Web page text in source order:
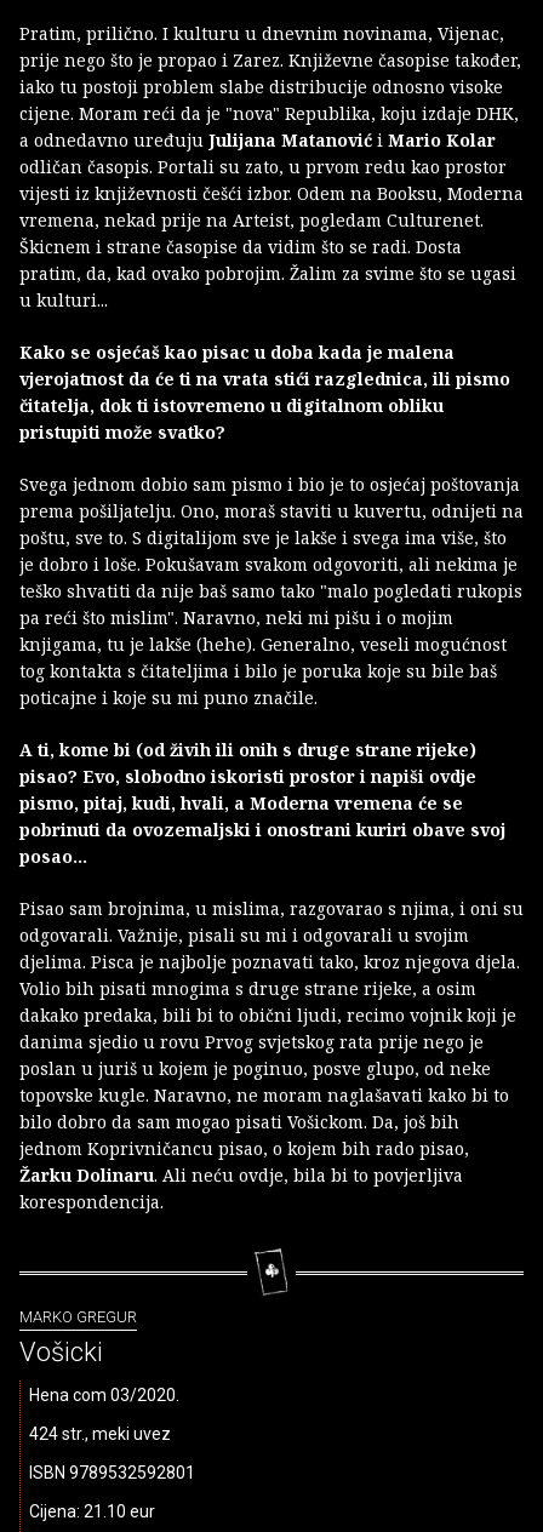
Pratim, prilično. I kulturu u dnevnim novinama, Vijenac,
prije nego što je propao i Zarez. Književne časopise također,
iako tu postoji problem slabe distribucije odnosno visoke
cijene. Moram reći da je "nova" Republika, koju izdaje DHK,
a odnedavno uređuju Julijana Matanović i Mario Kolar
odličan časopis. Portali su zato, u prvom redu kao prostor
vijesti iz književnosti češći izbor. Odem na Booksu, Moderna
vremena, nekad prije na Arteist, pogledam Culturenet.
Škicnem i strane časopise da vidim što se radi. Dosta
pratim, da, kad ovako pobrojim. Žalim za svime što se ugasi
u kulturi...
Kako se osjećaš kao pisac u doba kada je malena
vjerojatnost da će ti na vrata stići razglednica, ili pismo
čitatelja, dok ti istovremeno u digitalnom obliku
pristupiti može svatko?
Svega jednom dobio sam pismo i bio je to osjećaj poštovanja
prema pošiljatelju. Ono, moraš staviti u kuvertu, odnijeti na
poštu, sve to. S digitalijom sve je lakše i svega ima više, što
je dobro i loše. Pokušavam svakom odgovoriti, ali nekima je
teško shvatiti da nije baš samo tako "malo pogledati rukopis
pa reći što mislim". Naravno, neki mi pišu i o mojim
knjigama, tu je lakše (hehe). Generalno, veseli mogućnost
tog kontakta s čitateljima i bilo je poruka koje su bile baš
poticajne i koje su mi puno značile.
A ti, kome bi (od živih ili onih s druge strane rijeke)
pisao? Evo, slobodno iskoristi prostor i napiši ovdje
pismo, pitaj, kudi, hvali, a Moderna vremena će se
pobrinuti da ovozemaljski i onostrani kuriri obave svoj
posao…
Pisao sam brojnima, u mislima, razgovarao s njima, i oni su
odgovarali. Važnije, pisali su mi i odgovarali u svojim
djelima. Pisca je najbolje poznavati tako, kroz njegova djela.
Volio bih pisati mnogima s druge strane rijeke, a osim
dakako predaka, bili bi to obični ljudi, recimo vojnik koji je
danima sjedio u rovu Prvog svjetskog rata prije nego je
poslan u juriš u kojem je poginuo, posve glupo, od neke
topovske kugle. Naravno, ne moram naglašavati kako bi to
bilo dobro da sam mogao pisati Vošickom. Da, još bih
jednom Koprivničancu pisao, o kojem bih rado pisao,
Žarku Dolinaru. Ali neću ovdje, bila bi to povjerljiva
korespondencija.
MARKO GREGUR
Vošicki
Hena com 03/2020.
424 str., meki uvez
ISBN 9789532592801
Cijena: 21.10 eur